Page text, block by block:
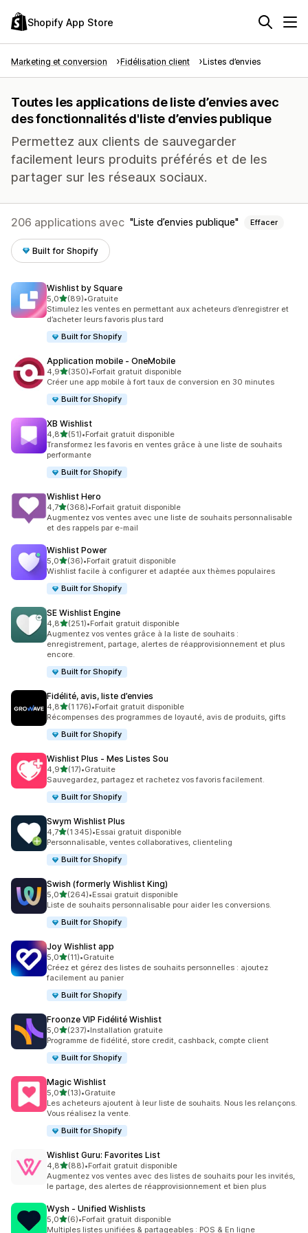
Shopify App Store
Marketing et conversion Fidélisation client Listes d’envies
Toutes les applications de liste d’envies avec
des fonctionnalités d'liste d’envies publique
Permettez aux clients de sauvegarder
facilement leurs produits préférés et de les
partager sur les réseaux sociaux.
206 applications avec Liste d’envies publique Effacer
Built for Shopify
Wishlist by Square
5,0étoile(s) sur 5
(89)
89 avis au total
•Gratuite
Stimulez les ventes en permettant aux acheteurs d’enregistrer et
d’acheter leurs favoris plus tard
Built for Shopify
Application mobile ‑ OneMobile
4,9étoile(s) sur 5
(350)
350 avis au total
•Forfait gratuit disponible
Créer une app mobile à fort taux de conversion en 30 minutes
Built for Shopify
XB Wishlist
4,8étoile(s) sur 5
(51)
51 avis au total
•Forfait gratuit disponible
Transformez les favoris en ventes grâce à une liste de souhaits
performante
Built for Shopify
Wishlist Hero
4,7étoile(s) sur 5
(368)
368 avis au total
•Forfait gratuit disponible
Augmentez vos ventes avec une liste de souhaits personnalisable
et des rappels par e-mail
Wishlist Power
5,0étoile(s) sur 5
(36)
36 avis au total
•Forfait gratuit disponible
Wishlist facile à configurer et adaptée aux thèmes populaires
Built for Shopify
SE Wishlist Engine
4,8étoile(s) sur 5
(251)
251 avis au total
•Forfait gratuit disponible
Augmentez vos ventes grâce à la liste de souhaits :
enregistrement, partage, alertes de réapprovisionnement et plus
encore.
Built for Shopify
Fidélité, avis, liste d’envies
4,8étoile(s) sur 5
(1 176)
1176 avis au total
•Forfait gratuit disponible
Récompenses des programmes de loyauté, avis de produits, gifts
Built for Shopify
Wishlist Plus ‑ Mes Listes Sou
4,9étoile(s) sur 5
(17)
17 avis au total
•Gratuite
Sauvegardez, partagez et rachetez vos favoris facilement.
Built for Shopify
Swym Wishlist Plus
4,7étoile(s) sur 5
(1 345)
1345 avis au total
•Essai gratuit disponible
Personnalisable, ventes collaboratives, clienteling
Built for Shopify
Swish (formerly Wishlist King)
5,0étoile(s) sur 5
(264)
264 avis au total
•Essai gratuit disponible
Liste de souhaits personnalisable pour aider les conversions.
Built for Shopify
Joy Wishlist app
5,0étoile(s) sur 5
(11)
11 avis au total
•Gratuite
Créez et gérez des listes de souhaits personnelles : ajoutez
facilement au panier
Built for Shopify
Froonze VIP Fidélité Wishlist
5,0étoile(s) sur 5
(237)
237 avis au total
•Installation gratuite
Programme de fidélité, store credit, cashback, compte client
Built for Shopify
Magic Wishlist
5,0étoile(s) sur 5
(13)
13 avis au total
•Gratuite
Les acheteurs ajoutent à leur liste de souhaits. Nous les relançons.
Vous réalisez la vente.
Built for Shopify
Wishlist Guru: Favorites List
4,8étoile(s) sur 5
(88)
88 avis au total
•Forfait gratuit disponible
Augmentez vos ventes avec des listes de souhaits pour les invités,
le partage, des alertes de réapprovisionnement et bien plus
Wysh ‑ Unified Wishlists
5,0étoile(s) sur 5
(6)
6 avis au total
•Forfait gratuit disponible
Multiples listes unifiées & partageables : POS & En ligne